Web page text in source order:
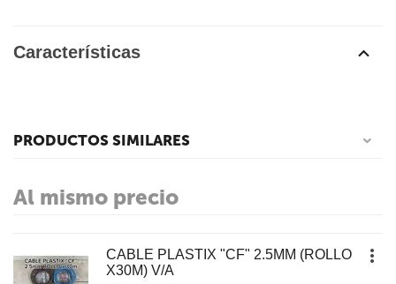
Características
PRODUCTOS SIMILARES
Al mismo precio
CABLE PLASTIX "CF" 2.5MM (ROLLO
X30M) V/A